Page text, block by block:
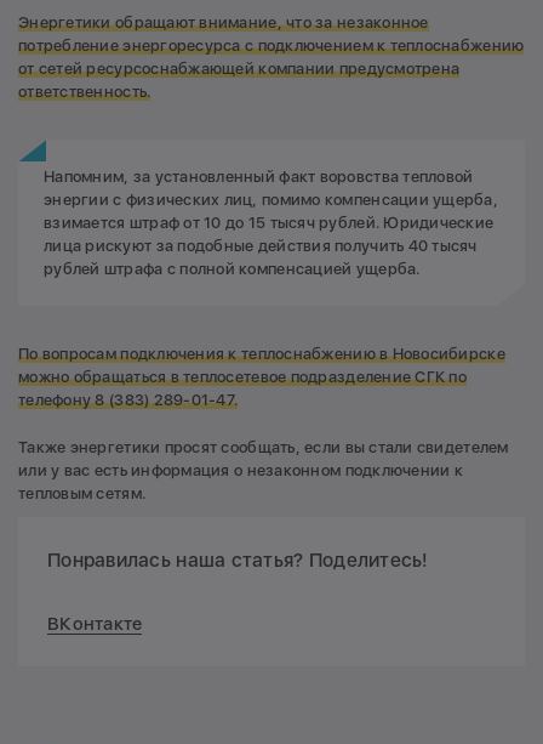
Энергетики обращают внимание, что за незаконное
потребление энергоресурса с подключением к теплоснабжению
от сетей ресурсоснабжающей компании предусмотрена
ответственность.
Напомним, за установленный факт воровства тепловой
энергии с физических лиц, помимо компенсации ущерба,
взимается штраф от 10 до 15 тысяч рублей. Юридические
лица рискуют за подобные действия получить 40 тысяч
рублей штрафа с полной компенсацией ущерба.
По вопросам подключения к теплоснабжению в Новосибирске
можно обращаться в теплосетевое подразделение СГК по
телефону 8 (383) 289-01-47.
Также энергетики просят сообщать, если вы стали свидетелем
или у вас есть информация о незаконном подключении к
тепловым сетям.
Понравилась наша статья? Поделитесь!
ВКонтакте